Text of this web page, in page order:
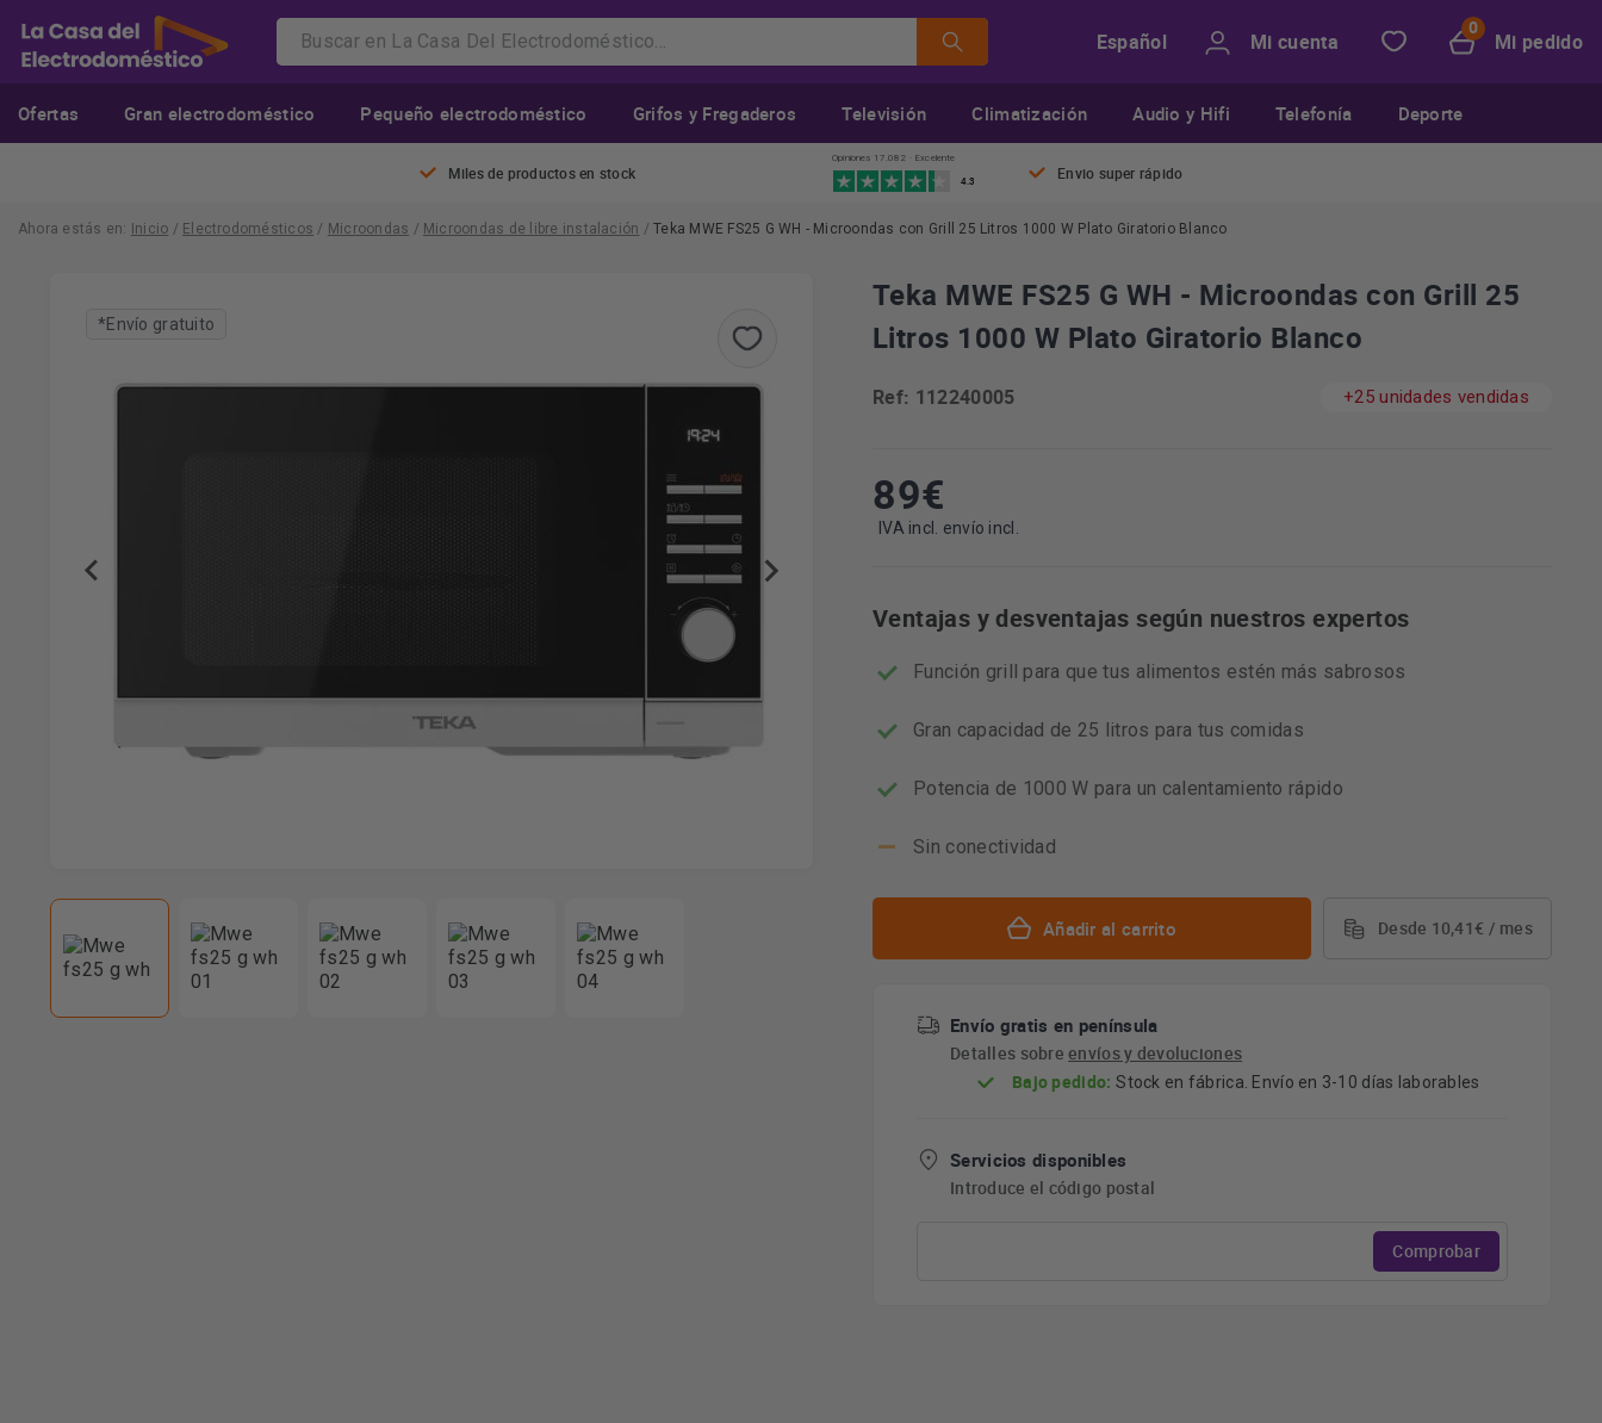
Español Mi cuenta Mi pedido
Ofertas Gran electrodoméstico Pequeño electrodoméstico Grifos y Fregaderos Televisión Climatización Audio y Hifi Telefonía Deporte
Miles de productos en stock
Opiniones 17.082 · Excelente
4.3 Envio super rápido
Ahora estás en: Inicio / Electrodomésticos / Microondas / Microondas de libre instalación /Teka MWE FS25 G WH - Microondas con Grill 25 Litros 1000 W Plato Giratorio Blanco
*Envío gratuito
Teka MWE FS25 G WH - Microondas con Grill 25
Litros 1000 W Plato Giratorio Blanco
Ref: 112240005 +25 unidades vendidas
89€
IVA incl. envío incl.
Ventajas y desventajas según nuestros expertos
Función grill para que tus alimentos estén más sabrosos
Gran capacidad de 25 litros para tus comidas
Potencia de 1000 W para un calentamiento rápido
Sin conectividad
Añadir al carrito Desde 10,41€ / mes
Envío gratis en península
Detalles sobreenvíos y devoluciones
Bajo pedido: Stock en fábrica. Envío en 3-10 días laborables
Servicios disponibles
Introduce el código postal
Comprobar